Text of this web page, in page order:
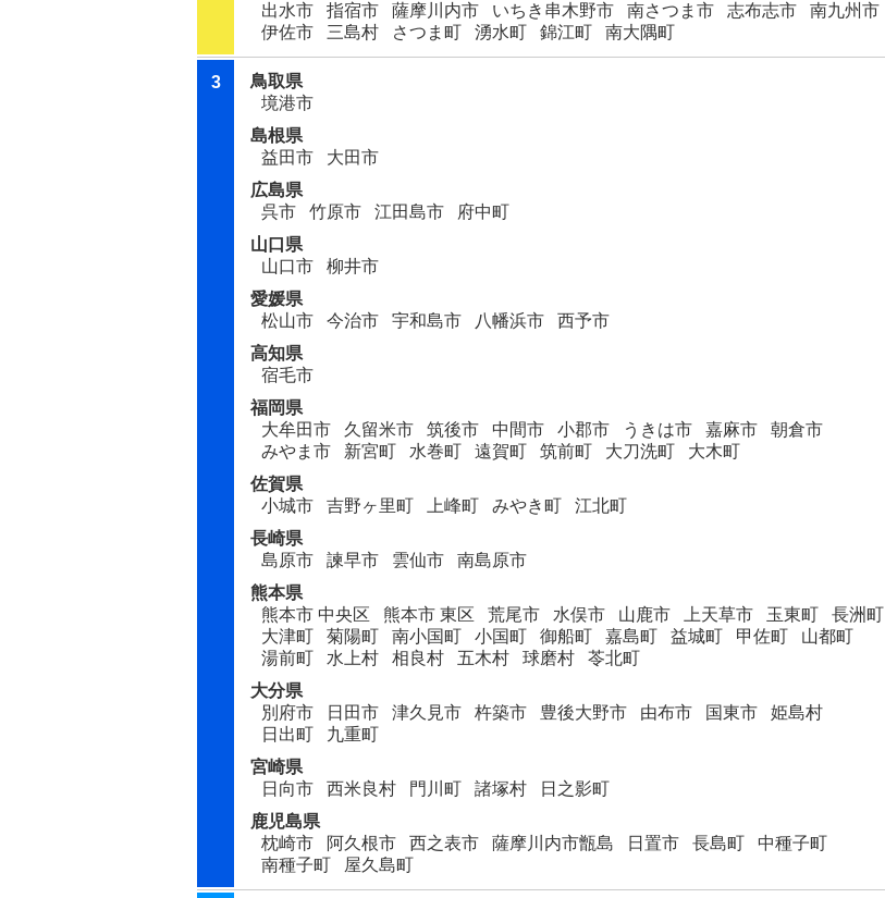
出水市
指宿市 薩摩川内市 いちき串木野市 南さつま市 志布志市
南九州市
伊佐市
三島村 さつま町 湧水町 錦江町 南大隅町
3
鳥取県
境港市
島根県
益田市
大田市
広島県
呉市
竹原市 江田島市
府中町
山口県
山口市
柳井市
愛媛県
松山市
今治市 宇和島市 八幡浜市
西予市
高知県
宿毛市
福岡県
大牟田市
久留米市 筑後市 中間市 小郡市 うきは市 嘉麻市
朝倉市
みやま市
新宮町 水巻町 遠賀町 筑前町 大刀洗町
大木町
佐賀県
小城市
吉野ヶ里町 上峰町 みやき町
江北町
長崎県
島原市
諫早市 雲仙市
南島原市
熊本県
熊本市 中央区
熊本市 東区 荒尾市 水俣市 山鹿市 上天草市 玉東町
長洲町
大津町
菊陽町 南小国町 小国町 御船町 嘉島町 益城町 甲佐町
山都町
湯前町
水上村 相良村 五木村 球磨村
苓北町
大分県
別府市
日田市 津久見市 杵築市 豊後大野市 由布市 国東市
姫島村
日出町
九重町
宮崎県
日向市
西米良村 門川町 諸塚村
日之影町
鹿児島県
枕崎市
阿久根市 西之表市 薩摩川内市甑島 日置市 長島町
中種子町
南種子町
屋久島町